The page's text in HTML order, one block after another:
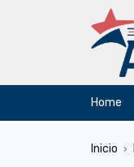
Home
Inicio ›